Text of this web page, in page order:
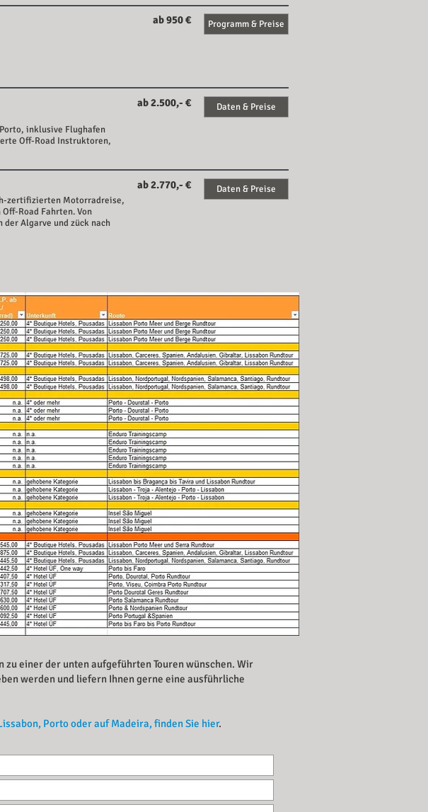
ab 950 € Programm & Preise
inklusive Flughafen
Off-Road Instruktoren,
ab 2.500,- € Daten & Preise
zertifizierten Motorradreise,
Road Fahrten. Von
der Algarve und zück nach
ab 2.770,- € Daten & Preise
einer der unten aufgeführten Touren wünschen. Wir
werden und liefern Ihnen gerne eine ausführliche
Porto oder auf Madeira, finden Sie hier.